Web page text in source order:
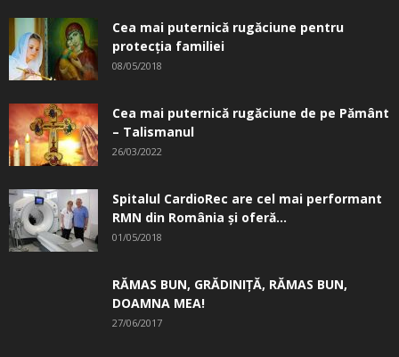
Cea mai puternică rugăciune pentru
protecția familiei
08/05/2018
Cea mai puternică rugăciune de pe Pământ
– Talismanul
26/03/2022
Spitalul CardioRec are cel mai performant
RMN din România și oferă...
01/05/2018
RĂMAS BUN, GRĂDINIŢĂ, ­RĂMAS BUN,
DOAMNA MEA!
27/06/2017